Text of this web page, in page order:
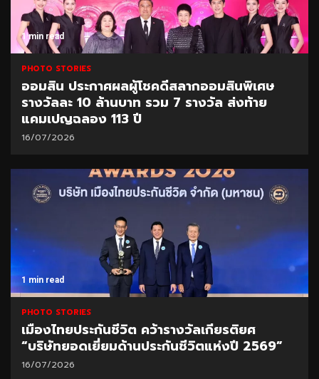
1 min read
PHOTO STORIES
ออมสิน ประกาศผลผู้โชคดีสลากออมสินพิเศษ
รางวัลละ 10 ล้านบาท รวม 7 รางวัล ส่งท้าย
แคมเปญฉลอง 113 ปี
16/07/2026
1 min read
PHOTO STORIES
เมืองไทยประกันชีวิต คว้ารางวัลเกียรติยศ
“บริษัทยอดเยี่ยมด้านประกันชีวิตแห่งปี 2569”
16/07/2026